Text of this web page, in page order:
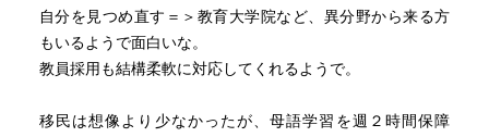
日本人や中国人はすぐ学歴を聞きたがる。中国が昔から
わらないものだね。
自分を見つめ直す＝＞教育大学院など、異分野から来る方
もいるようで面白いな。
教員採用も結構柔軟に対応してくれるようで。
移民は想像より少なかったが、母語学習を週２時間保障